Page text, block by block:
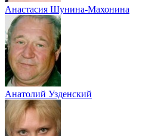
Анастасия Шунина-Махонина
Анатолий Узденский